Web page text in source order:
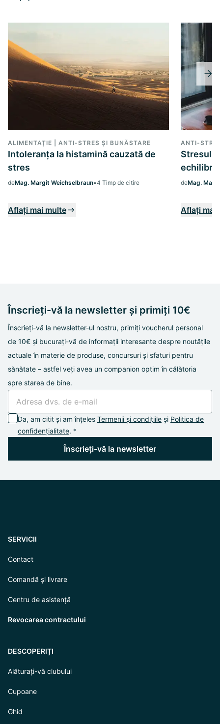
ALIMENTAȚIE | ANTI-STRES ȘI BUNĂSTARE
Intoleranța la histamină cauzată de
stres
deMag. Margit Weichselbraun•4 Timp de citire
Aflați mai multe
ANTI-
Stresul
deMag.
Aflați mai
Înscrieți-vă la newsletter și primiți 10€
Înscrieți-vă la newsletter-ul nostru, primiți voucherul personal
de 10€ și bucurați-vă de informații interesante despre noutățile
actuale în materie de produse, concursuri și sfaturi pentru
sănătate – astfel veți avea un companion optim în călătoria
spre starea de bine.
Da, am citit și am înțeles Termenii și condițiile și Politica de
confidențialitate. *
Înscrieți-vă la newsletter
SERVICII
Contact
Comandă și livrare
Centru de asistență
Revocarea contractului
DESCOPERIȚI
Alăturați-vă clubului
Cupoane
Ghid